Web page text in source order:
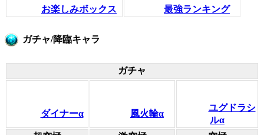
お楽しみボックス 最強ランキング
ガチャ/降臨キャラ
ガチャ
ダイナーα 風火輪α
ユグドラシ
ルα